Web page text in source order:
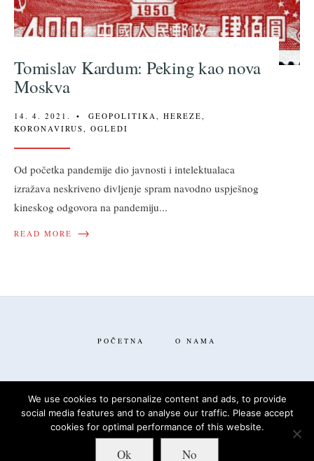
Tomislav Kardum: Peking kao nova
Moskva
14. 4. 2021. • GEOPOLITIKA, HEREZE,
KORONAVIRUS, OGLEDI
Od početka pandemije dio javnosti i intelektualaca
izražava neskriveno divljenje spram navodno uspješnog
kineskog odgovora na pandemiju...
READ MORE →
POČETNA O NAMA
FACEBOOK TWITTER
We use cookies to personalize content and ads, to provide
social media features and to analyse our traffic. Please accept
cookies for optimal performance of this website.
Ok No